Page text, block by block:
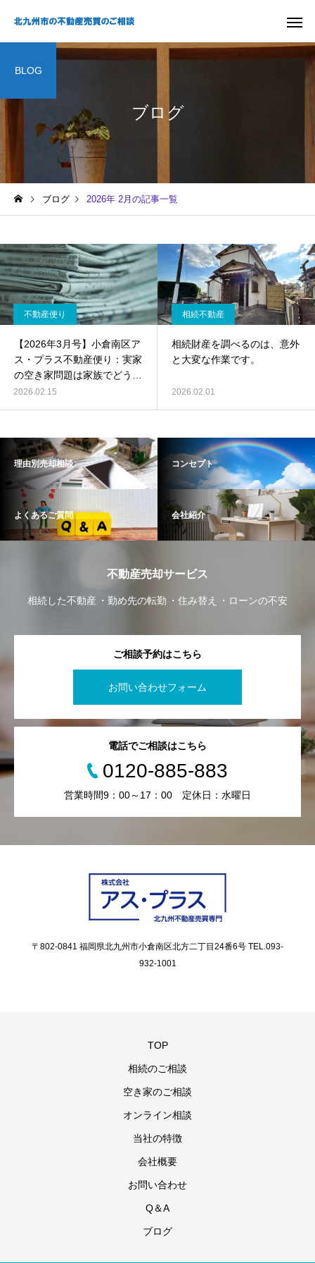
ブログ
BLOG
ブログ 2026年 2月の記事一覧
不動産便り
【2026年3月号】小倉南区ア
ス・プラス不動産便り：実家
の空き家問題は家族でどう話
し合う？「共有」リスクと売
2026.02.15
相続不動産
相続財産を調べるのは、意外
と大変な作業です。
2026.02.01
理由別売却相談 コンセプト
よくあるご質問 会社紹介
不動産売却サービス
相続した不動産 勤め先の転勤 住み替え ローンの不安
ご相談予約はこちら
お問い合わせフォーム
電話でご相談はこちら
0120-885-883
営業時間9：00～17：00 定休日：水曜日
〒802-0841 福岡県北九州市小倉南区北方二丁目24番6号 TEL.093-
932-1001
TOP
相続のご相談
空き家のご相談
オンライン相談
当社の特徴
会社概要
お問い合わせ
Q＆A
ブログ